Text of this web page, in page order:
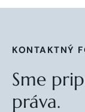
KONTAKTNÝ
Sme
práva.